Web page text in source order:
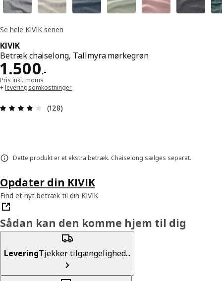
Se hele KIVIK serien
KIVIK
Betræk chaiselong, Tallmyra mørkegrøn
1.500.-
Pris 1500.-
Pris inkl. moms
+leveringsomkostninger
Anmeldelse: 4.1 Ud af 5 Stjerner. Anmeldelser i
(128)
Dette produkt er et ekstra betræk. Chaiselong sælges separat.
Opdater din KIVIK
Find et nyt betræk til din KIVIK
Sådan kan den komme hjem til dig
LeveringTjekker tilgængelighed...